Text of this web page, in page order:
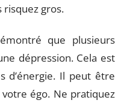
risquez gros.
que plusieurs
dépression. Cela est
d’énergie. Il peut être
égo. Ne pratiquez